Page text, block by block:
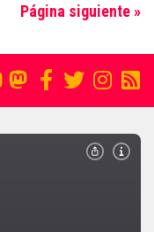
Página siguiente »